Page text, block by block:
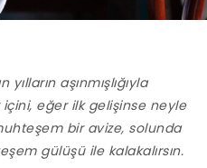
aşınmışlığıyla
eğer ilk gelişinse neyle
bir avize, solunda
gülüşü ile kalakalırsın.